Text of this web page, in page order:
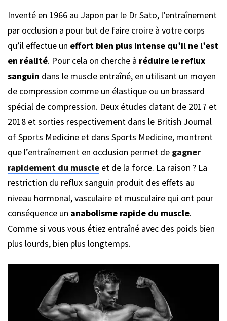
Inventé en 1966 au Japon par le Dr Sato, l’entraînement
par occlusion a pour but de faire croire à votre corps
qu’il effectue un effort bien plus intense qu’il ne l’est
en réalité. Pour cela on cherche à réduire le reflux
sanguin dans le muscle entraîné, en utilisant un moyen
de compression comme un élastique ou un brassard
spécial de compression. Deux études datant de 2017 et
2018 et sorties respectivement dans le British Journal
of Sports Medicine et dans Sports Medicine, montrent
que l’entraînement en occlusion permet de gagner
rapidement du muscle et de la force. La raison ? La
restriction du reflux sanguin produit des effets au
niveau hormonal, vasculaire et musculaire qui ont pour
conséquence un anabolisme rapide du muscle.
Comme si vous vous étiez entraîné avec des poids bien
plus lourds, bien plus longtemps.